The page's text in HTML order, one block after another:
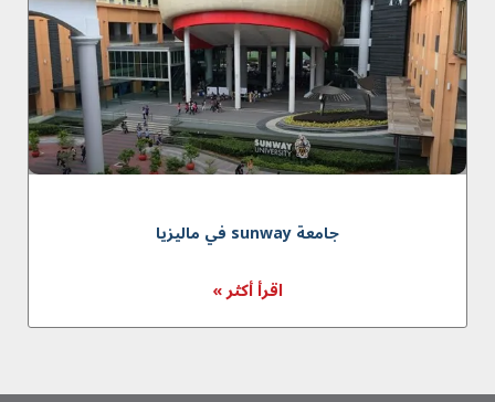
جامعة sunway في ماليزيا
اقرأ أكثر »